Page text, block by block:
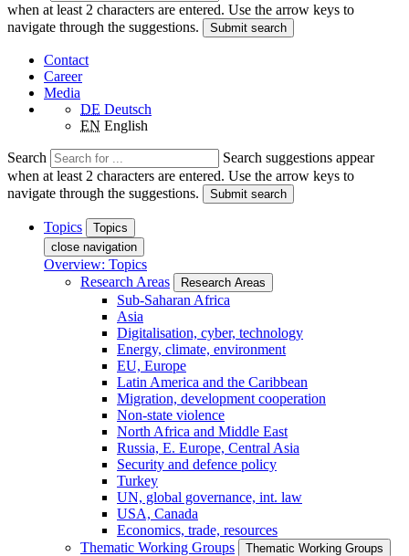
when at least 2 characters are entered. Use the arrow keys to
navigate through the suggestions.
Submit search
Contact
Career
Media
DE Deutsch
EN English
Search
Search suggestions appear
when at least 2 characters are entered. Use the arrow keys to
navigate through the suggestions.
Submit search
Topics
Topics
close navigation
Overview: Topics
Research Areas
Research Areas
Sub-Saharan Africa
Asia
Digitalisation, cyber, technology
Energy, climate, environment
EU, Europe
Latin America and the Caribbean
Migration, development cooperation
Non-state violence
North Africa and Middle East
Russia, E. Europe, Central Asia
Security and defence policy
Turkey
UN, global governance, int. law
USA, Canada
Economics, trade, resources
Thematic Working Groups
Thematic Working Groups